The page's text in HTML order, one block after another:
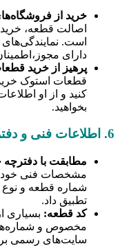
خرید از
اصالت قطعه، خرید
است.
دارای
پرهیز از خرید
قطعات استوک
کنید و از او
بخواهید.
6. اطلاعات فنی و دفترچه راهنما
مطابقت با دفترچه
مشخصات فنی خودرو
شماره قطعه و نوع
تطبیق داد.
کد قطعه: بسیاری
مخصوص و
سایت‌های رسمی